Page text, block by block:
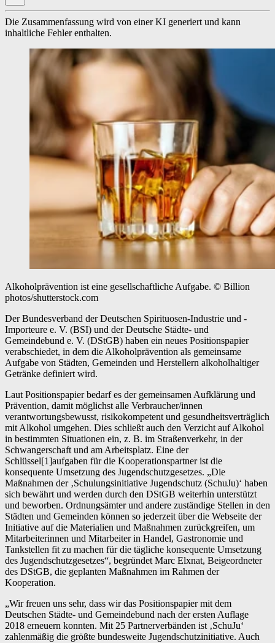
Die Zusammenfassung wird von einer KI generiert und kann
inhaltliche Fehler enthalten.
Alkoholprävention ist eine gesellschaftliche Aufgabe. © Billion
photos/shutterstock.com
Der Bundesverband der Deutschen Spirituosen-Industrie und -
Importeure e. V. (BSI) und der Deutsche Städte- und
Gemeindebund e. V. (DStGB) haben ein neues Positionspapier
verabschiedet, in dem die Alkoholprävention als gemeinsame
Aufgabe von Städten, Gemeinden und Herstellern alkoholhaltiger
Getränke definiert wird.
Laut Positionspapier bedarf es der gemeinsamen Aufklärung und
Prävention, damit möglichst alle Verbraucher/innen
verantwortungsbewusst, risikokompetent und gesundheitsverträglich
mit Alkohol umgehen. Dies schließt auch den Verzicht auf Alkohol
in bestimmten Situationen ein, z. B. im Straßenverkehr, in der
Schwangerschaft und am Arbeitsplatz. Eine der
Schlüssel[1]aufgaben für die Kooperationspartner ist die
konsequente Umsetzung des Jugendschutzgesetzes. „Die
Maßnahmen der ‚Schulungsinitiative Jugendschutz (SchuJu)‘ haben
sich bewährt und werden durch den DStGB weiterhin unterstützt
und beworben. Ordnungsämter und andere zuständige Stellen in den
Städten und Gemeinden können so jederzeit über die Webseite der
Initiative auf die Materialien und Maßnahmen zurückgreifen, um
Mitarbeiterinnen und Mitarbeiter in Handel, Gastronomie und
Tankstellen fit zu machen für die tägliche konsequente Umsetzung
des Jugendschutzgesetzes“, begründet Marc Elxnat, Beigeordneter
des DStGB, die geplanten Maßnahmen im Rahmen der
Kooperation.
„Wir freuen uns sehr, dass wir das Positionspapier mit dem
Deutschen Städte- und Gemeindebund nach der ersten Auflage
2018 erneuern konnten. Mit 25 Partnerverbänden ist ‚SchuJu‘
zahlenmäßig die größte bundesweite Jugendschutzinitiative. Auch